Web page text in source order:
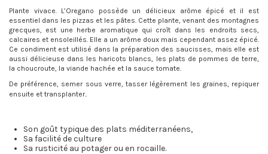
Plante vivace. L’Oregano possède un délicieux arôme épicé et il est
essentiel dans les pizzas et les pâtes. Cette plante, venant des montagnes
grecques, est une herbe aromatique qui croît dans les endroits secs,
calcaires et ensoleillés. Elle a un arôme doux mais cependant assez épicé.
Ce condiment est utilisé dans la préparation des saucisses, mais elle est
aussi délicieuse dans les haricots blancs, les plats de pommes de terre,
la choucroute, la viande hachée et la sauce tomate.
De préférence, semer sous verre, tasser légèrement les graines, repiquer
ensuite et transplanter.
Son goût typique des plats méditerranéens,
Sa facilité de culture
Sa rusticité au potager ou en rocaille.